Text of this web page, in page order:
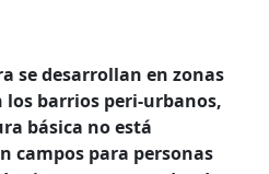
se desarrollan en zonas
los barrios peri-urbanos,
básica no está
campos para personas